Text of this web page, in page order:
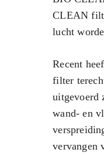
CLEAN
lucht
Recent
filter
uitgevoerd
wand- en
vervangen